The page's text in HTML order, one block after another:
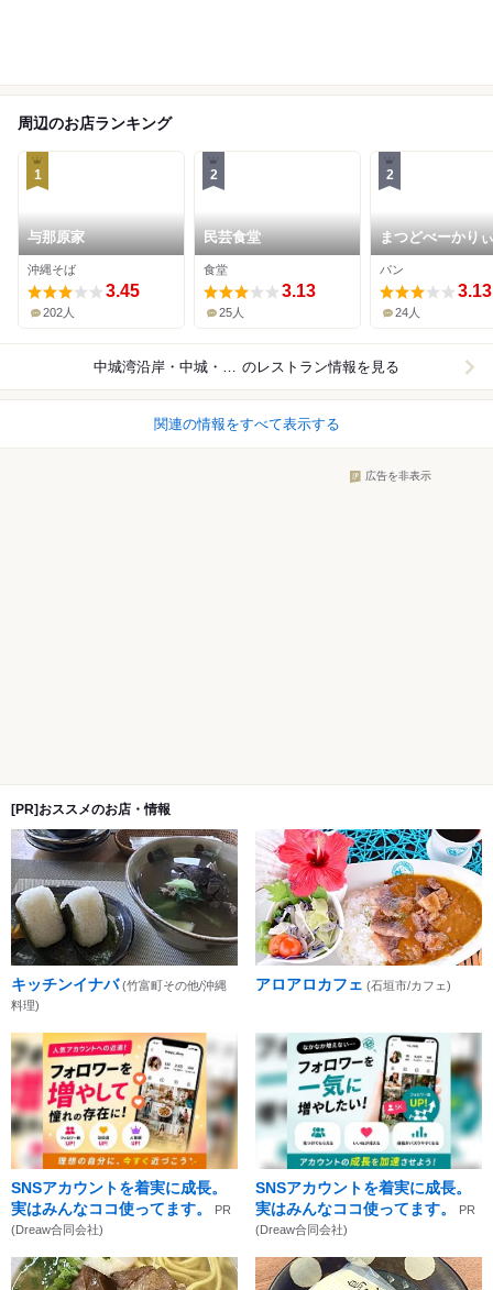
周辺のお店ランキング
1
与那原家
沖縄そば
3.45
202人
2
民芸食堂
食堂
3.13
25人
2
まつどべーかりぃ
パン
3.13
24人
中城湾沿岸・中城・西原 のレストラン情報を見る
関連の情報をすべて表示する
広告を非表示
[PR]おススメのお店・情報
キッチンイナバ (竹富町その他/沖縄
料理)
アロアロカフェ (石垣市/カフェ)
SNSアカウントを着実に成長。
実はみんなココ使ってます。
PR
(Dreaw合同会社)
SNSアカウントを着実に成長。
実はみんなココ使ってます。
PR
(Dreaw合同会社)